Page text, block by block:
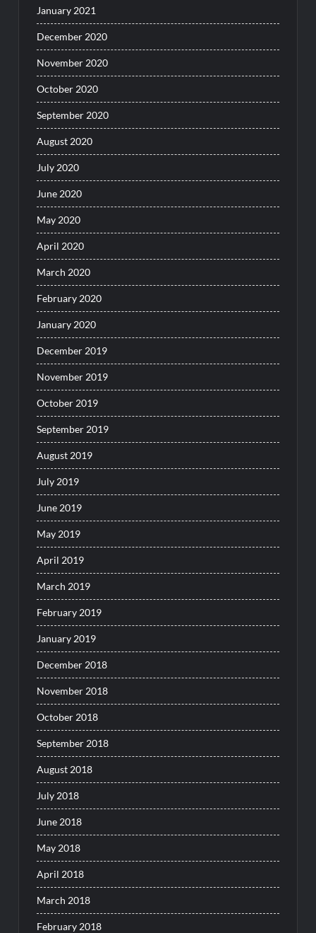
January 2021
December 2020
November 2020
October 2020
September 2020
August 2020
July 2020
June 2020
May 2020
April 2020
March 2020
February 2020
January 2020
December 2019
November 2019
October 2019
September 2019
August 2019
July 2019
June 2019
May 2019
April 2019
March 2019
February 2019
January 2019
December 2018
November 2018
October 2018
September 2018
August 2018
July 2018
June 2018
May 2018
April 2018
March 2018
February 2018